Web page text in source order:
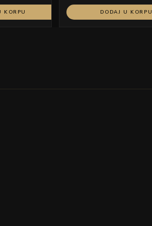
KORPU DODAJ U KORPU